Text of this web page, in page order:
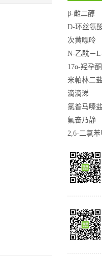
β-雌二醇
D-环丝氨
次黄嘌呤
N-乙酰－
17α-羟孕酮
米帕林二
滴滴涕
氯普马嗪
氟奋乃静
2,6-二氯苯